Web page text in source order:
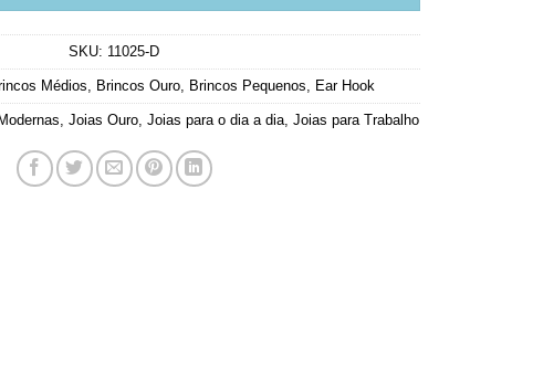
SKU: 11025-D
Médios Brincos Ouro, Brincos Pequenos Ear Hook
Joias Ouro Joias para o dia a dia Joias para Trabalho